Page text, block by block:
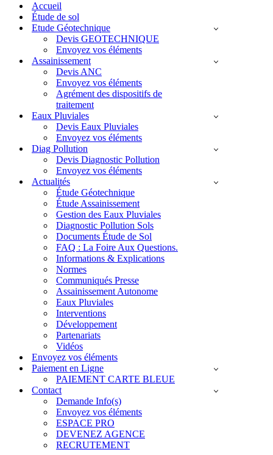
navigationAccueil
Étude de sol
Etude Géotechnique
Devis GEOTECHNIQUE
Envoyez vos éléments
Assainissement
Devis ANC
Envoyez vos éléments
Agrément des dispositifs de
traitement
Eaux Pluviales
Devis Eaux Pluviales
Envoyez vos éléments
Diag Pollution
Devis Diagnostic Pollution
Envoyez vos éléments
Actualités
Étude Géotechnique
Étude Assainissement
Gestion des Eaux Pluviales
Diagnostic Pollution Sols
Documents Étude de Sol
FAQ : La Foire Aux Questions.
Informations & Explications
Normes
Communiqués Presse
Assainissement Autonome
Eaux Pluviales
Interventions
Développement
Partenariats
Vidéos
Envoyez vos éléments
Paiement en Ligne
PAIEMENT CARTE BLEUE
Contact
Demande Info(s)
Envoyez vos éléments
ESPACE PRO
DEVENEZ AGENCE
RECRUTEMENT